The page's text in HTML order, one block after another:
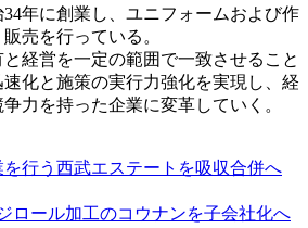
年に創業し、ユニフォームおよび作
売を行っている。
経営を一定の範囲で一致させること
化と施策の実行力強化を実現し、経
力を持った企業に変革していく。
行う西武エステートを吸収合併へ
ロール加工のコウナンを子会社化へ